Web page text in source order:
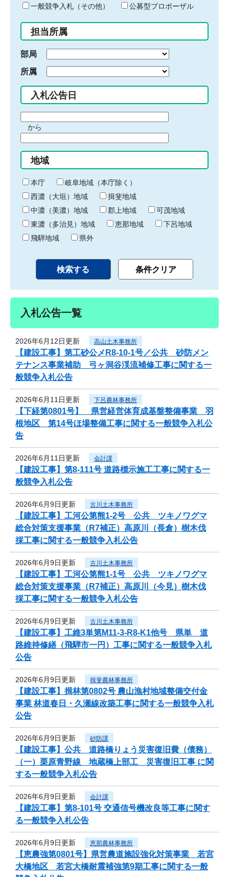
ド
入
力
一般競争入札（その他）
公募型プロポーザル
担当所属
部局
所属
入札公告日
間
始
り
から
間
終
わ
り
地域
本庁
岐阜地域（本庁除く）
西濃（大垣）地域
揖斐地域
中濃（美濃）地域
郡上地域
可茂地域
東濃（多治見）地域
恵那地域
下呂地域
飛騨地域
県外
入札公告一覧
2026年6月12日更新 高山土木事務所
【建設工事】第工砂公メR8-10-1号／公共 砂防メン
テナンス事業補助 弓ヶ洞谷渓流補修工事に関する一
般競争入札公告
2026年6月11日更新 下呂農林事務所
【下経第0801号】 県営経営体育成基盤整備事業 羽
根地区 第14号ほ場整備工事に関する一般競争入札公
告
2026年6月11日更新 会計課
【建設工事】第8-111号 道路標示施工工事に関する一
般競争入札公告
2026年6月9日更新 古川土木事務所
【建設工事】工河公第熊1-2号 公共 ツキノワグマ
総合対策支援事業（R7補正）高原川（長倉）樹木伐
採工事に関する一般競争入札公告
2026年6月9日更新 古川土木事務所
【建設工事】工河公第熊1-1号 公共 ツキノワグマ
総合対策支援事業（R7補正）高原川（今見）樹木伐
採工事に関する一般競争入札公告
2026年6月9日更新 古川土木事務所
【建設工事】工維3単第M11-3-R8-K1他号 県単 道
路維持修繕（飛騨市一円）工事に関する一般競争入札
公告
2026年6月9日更新 揖斐農林事務所
【建設工事】揖林第0802号 農山漁村地域整備交付金
事業 林道春日・久瀬線改築工事に関する一般競争入札
公告
2026年6月9日更新 砂防課
【建設工事】公共 道路橋りょう災害復旧費（債務）
（一）栗原青野線 地蔵橋上部工 災害復旧工事 に関
する一般競争入札公告
2026年6月9日更新 会計課
【建設工事】第8-101号 交通信号機改良等工事に関す
る一般競争入札公告
2026年6月9日更新 恵那農林事務所
【恵農強第0801号】県営農道施設強化対策事業 若宮
大橋地区 若宮大橋耐震補強第9期工事に関する一般